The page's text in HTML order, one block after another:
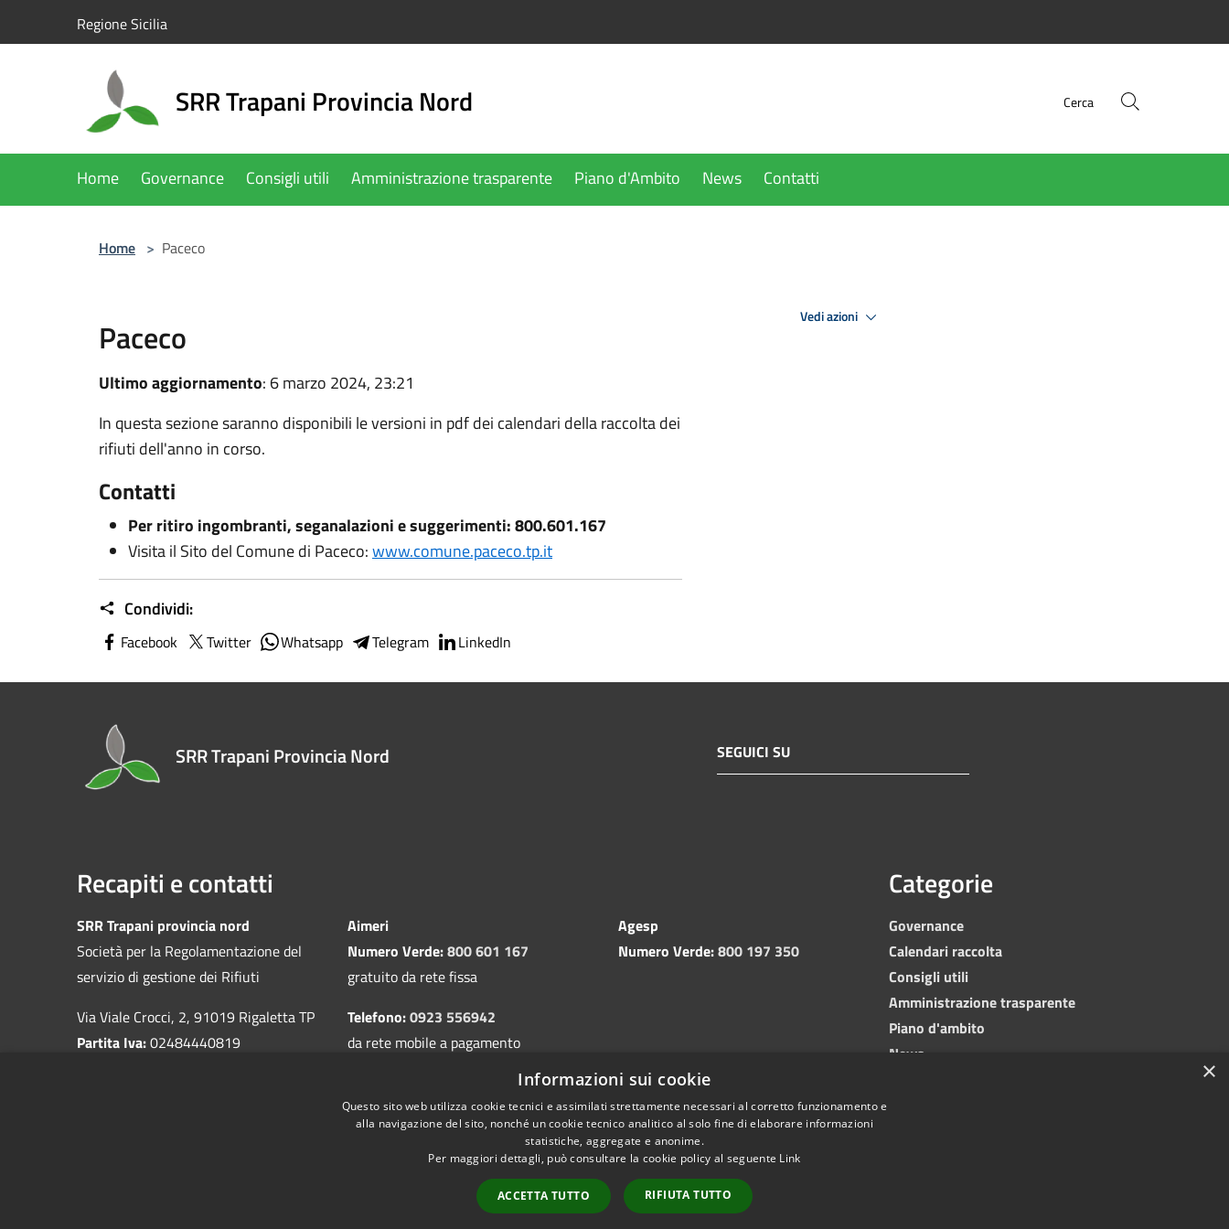
Regione Sicilia
SRR Trapani Provincia Nord Cerca
Home Governance Consigli utili Amministrazione trasparente Piano d'Ambito News Contatti
Home > Paceco
Paceco
Ultimo aggiornamento: 6 marzo 2024, 23:21
In questa sezione saranno disponibili le versioni in pdf dei calendari della raccolta dei
rifiuti dell'anno in corso.
Contatti
Per ritiro ingombranti, seganalazioni e suggerimenti: 800.601.167
Visita il Sito del Comune di Paceco:www.comune.paceco.tp.it
Condividi:
Facebook Twitter Whatsapp Telegram LinkedIn
Vedi azioni
SRR Trapani Provincia Nord SEGUICI SU
Recapiti e contatti
SRR Trapani provincia nord
Società per la Regolamentazione del
servizio di gestione dei Rifiuti
Via Viale Crocci, 2, 91019 Rigaletta TP
Partita Iva:02484440819
Aimeri
Numero Verde:800 601 167
gratuito da rete fissa
Telefono:0923 556942
da rete mobile a pagamento
Agesp
Numero Verde:800 197 350
Categorie
Governance
Calendari raccolta
Consigli utili
Amministrazione trasparente
Piano d'ambito
News
Copyright © 2023 •
×
Informazioni sui cookie
Questo sito web utilizza cookie tecnici e assimilati strettamente necessari al corretto funzionamento e
alla navigazione del sito, nonché un cookie tecnico analitico al solo fine di elaborare informazioni
statistiche, aggregate e anonime.
Per maggiori dettagli, può consultare la cookie policy al seguente Link
ACCETTA TUTTO RIFIUTA TUTTO